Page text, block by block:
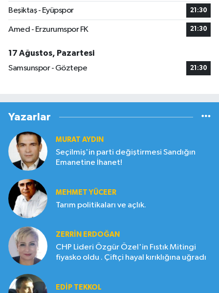
Beşiktaş - Eyüpspor 21:30
Amed - Erzurumspor FK 21:30
17 Ağustos, Pazartesi
Samsunspor - Göztepe
21:30
Yazarlar
MURAT AYDIN
Seçilmiş'in parti değiştirmesi Sandığın
Emanetine İhanet!
MEHMET YÜCEER
Tarım politikaları ve açlık.
ZERRIN ERDOĞAN
CHP Lideri Özgür Özel'in Fıstık Mitingi
fiyasko oldu . Çiftçi hayal kırıklığına uğradı
EDIP TEKKOL